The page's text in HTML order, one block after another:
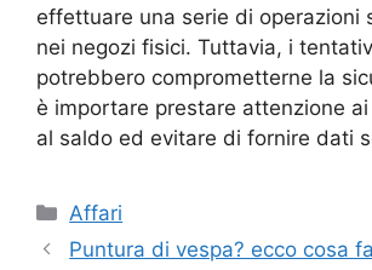
effettuare una serie di operazioni
nei negozi fisici. Tuttavia, i
potrebbero comprometterne la
è importare prestare attenzione
al saldo ed evitare di fornire dati
Categorie
Affari
Puntura di vespa? ecco cosa